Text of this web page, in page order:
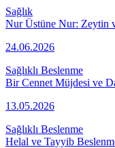
Sağlık
Nur Üstüne Nur: Zeytin
24.06.2026
Sağlıklı Beslenme
Bir Cennet Müjdesi ve
13.05.2026
Sağlıklı Beslenme
Helal ve Tayyib